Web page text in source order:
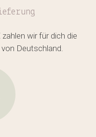
Produkte
wir für dich die
Deutschland.